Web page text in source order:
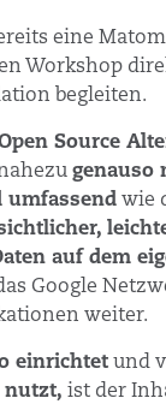
eine
Workshop
begleiten.
Source
genauso
umfassendwie
auf dem
Google
weiter.
einrichtetund
nutzt, ist der